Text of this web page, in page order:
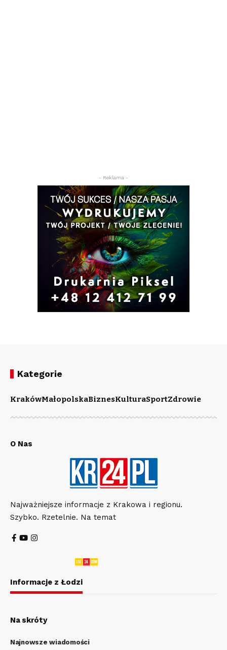
- Reklama -
Kategorie
KrakówMałopolskaBiznesKulturaSportZdrowie
O Nas
Najważniejsze informacje z Krakowa i regionu.
Szybko. Rzetelnie. Na temat
Informacje z Łodzi
Na skróty
Najnowsze wiadomości